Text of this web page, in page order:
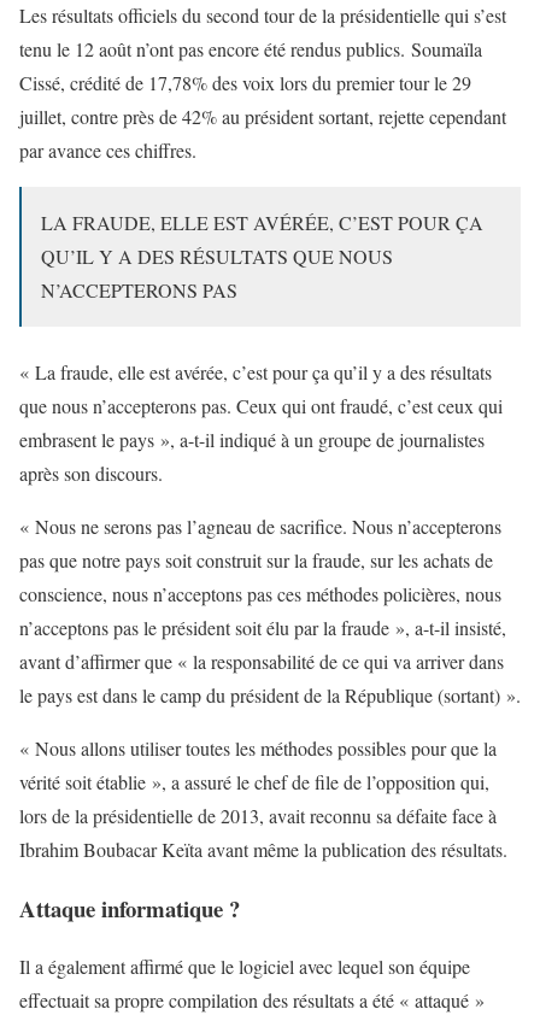
Les résultats officiels du second tour de la présidentielle qui s’est
tenu le 12 août n’ont pas encore été rendus publics. Soumaïla
Cissé, crédité de 17,78% des voix lors du premier tour le 29
juillet, contre près de 42% au président sortant, rejette cependant
par avance ces chiffres.
LA FRAUDE, ELLE EST AVÉRÉE, C’EST POUR ÇA
QU’IL Y A DES RÉSULTATS QUE NOUS
N’ACCEPTERONS PAS
« La fraude, elle est avérée, c’est pour ça qu’il y a des résultats
que nous n’accepterons pas. Ceux qui ont fraudé, c’est ceux qui
embrasent le pays », a-t-il indiqué à un groupe de journalistes
après son discours.
« Nous ne serons pas l’agneau de sacrifice. Nous n’accepterons
pas que notre pays soit construit sur la fraude, sur les achats de
conscience, nous n’acceptons pas ces méthodes policières, nous
n’acceptons pas le président soit élu par la fraude », a-t-il insisté,
avant d’affirmer que « la responsabilité de ce qui va arriver dans
le pays est dans le camp du président de la République (sortant) ».
« Nous allons utiliser toutes les méthodes possibles pour que la
vérité soit établie », a assuré le chef de file de l’opposition qui,
lors de la présidentielle de 2013, avait reconnu sa défaite face à
Ibrahim Boubacar Keïta avant même la publication des résultats.
Attaque informatique ?
Il a également affirmé que le logiciel avec lequel son équipe
effectuait sa propre compilation des résultats a été « attaqué »